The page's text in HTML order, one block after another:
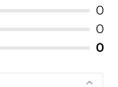
0
0
0